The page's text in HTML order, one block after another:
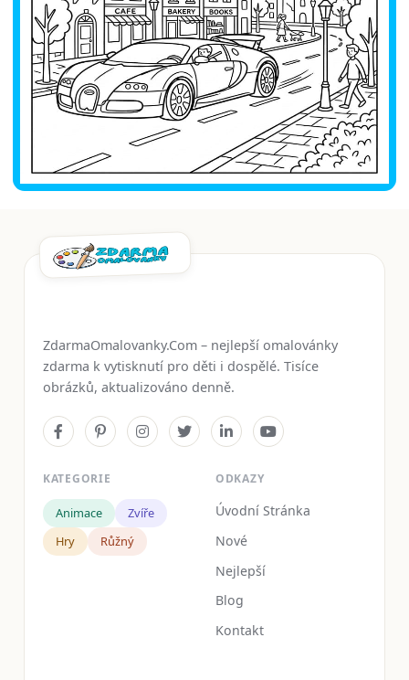
ZdarmaOmalovanky.Com – nejlepší omalovánky
zdarma k vytisknutí pro děti i dospělé. Tisíce
obrázků, aktualizováno denně.
KATEGORIE
Animace
Zvíře
Hry
Růžný
ODKAZY
Úvodní Stránka
Nové
Nejlepší
Blog
Kontakt